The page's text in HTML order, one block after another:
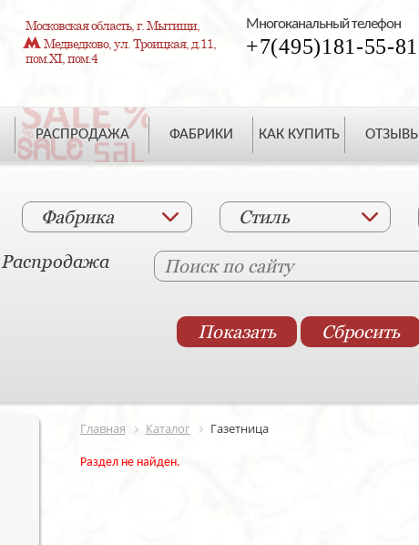
Московская область, г. Мытищи,
Медведково, ул. Троицкая, д.11,
пом.XI, пом.4
Многоканальный телефон
+7(495)181-55-81
РАСПРОДАЖА ФАБРИКИ КАК КУПИТЬ ОТЗЫВЫ
Фабрика Стиль
Распродажа
Главная Каталог Газетница
Раздел не найден.